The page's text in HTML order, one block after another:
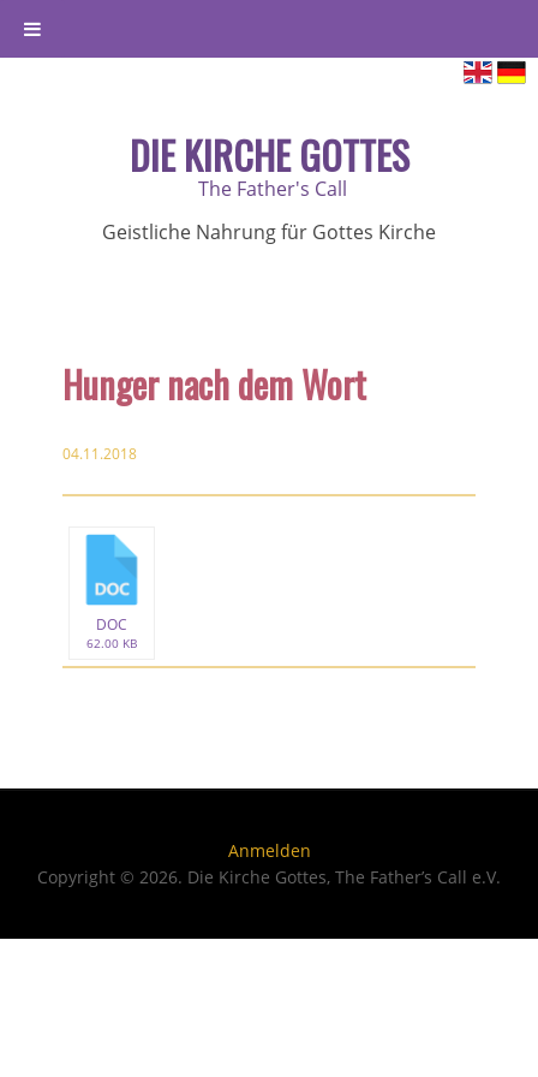
DIE KIRCHE GOTTES
The Father's Call
Geistliche Nahrung für Gottes Kirche
Hunger nach dem Wort
04.11.2018
DOC
62.00 KB
Anmelden
Copyright © 2026. Die Kirche Gottes, The Father’s Call e.V.